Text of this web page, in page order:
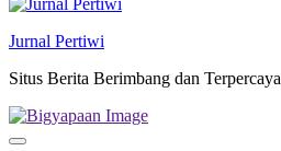
Jurnal Pertiwi
Situs Berita Berimbang dan Terpercaya